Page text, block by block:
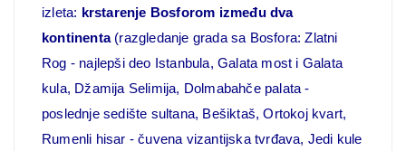
izleta: krstarenje Bosforom između dva
kontinenta(razgledanje grada sa Bosfora: Zlatni
Rog - najlepši deo Istanbula, Galata most i Galata
kula, Džamija Selimija, Dolmabahče palata -
poslednje sedište sultana, Bešiktaš, Ortokoj kvart,
Rumenli hisar - čuvena vizantijska tvrđava, Jedi kule